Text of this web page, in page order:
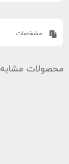
مشخصات
محصولات مشابه